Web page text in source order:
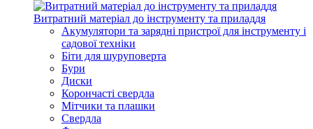
Витратний матеріал до інструменту та приладдя
Акумулятори та зарядні пристрої для інструменту і
садової техніки
Біти для шуруповерта
Бури
Диски
Корончасті свердла
Мітчики та плашки
Свердла